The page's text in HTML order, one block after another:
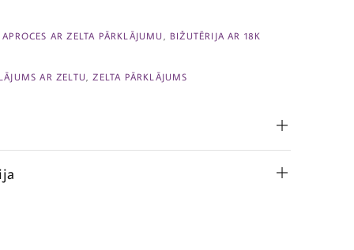
,APROCES AR ZELTA PĀRKLĀJUMU
BIŽUTĒRIJA AR 18K
AR ZELTU ZELTA PĀRKLĀJUMS